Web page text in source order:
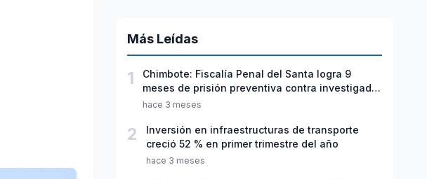
Más Leídas
1
Chimbote: Fiscalía Penal del Santa logra 9
meses de prisión preventiva contra investigado
por violación sexual y tentativa de feminicidio
hace 3 meses
2
Inversión en infraestructuras de transporte
creció 52 % en primer trimestre del año
hace 3 meses